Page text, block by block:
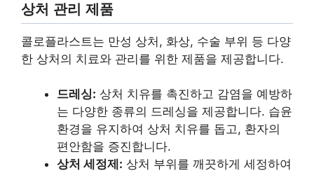
상처 관리 제품
콜로플라스트는 만성 상처, 화상, 수술 부위 등 다양
한 상처의 치료와 관리를 위한 제품을 제공합니다.
드레싱: 상처 치유를 촉진하고 감염을 예방하
는 다양한 종류의 드레싱을 제공합니다. 습윤
환경을 유지하여 상처 치유를 돕고, 환자의
편안함을 증진합니다.
상처 세정제: 상처 부위를 깨끗하게 세정하여